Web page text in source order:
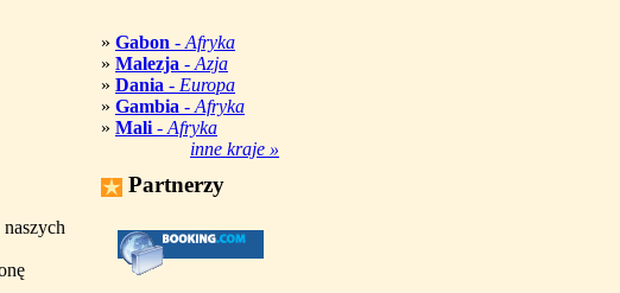
» Gabon - Afryka
» Malezja - Azja
» Dania - Europa
» Gambia - Afryka
» Mali - Afryka
inne kraje »
Partnerzy